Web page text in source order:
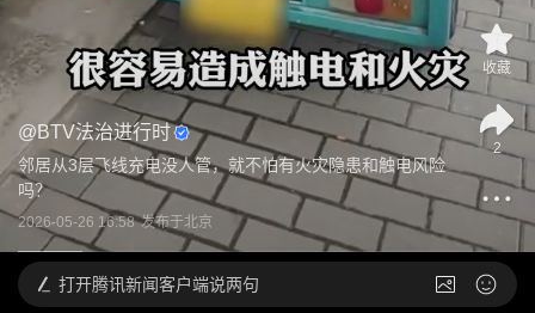
@BTV法治进行时
邻居从3层飞线充电没人管，就不怕有火灾隐患和触电风险
吗？
2026-05-26 16:58 发布于北京
收藏
2
打开腾讯新闻客户端说两句